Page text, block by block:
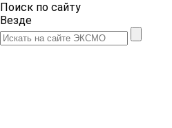
Поиск по сайту
Везде